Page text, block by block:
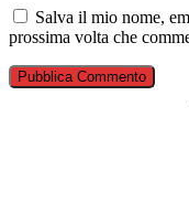
Salva il mio nome,
prossima volta che